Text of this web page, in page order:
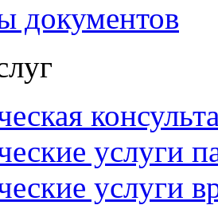
документов
услуги
услуги